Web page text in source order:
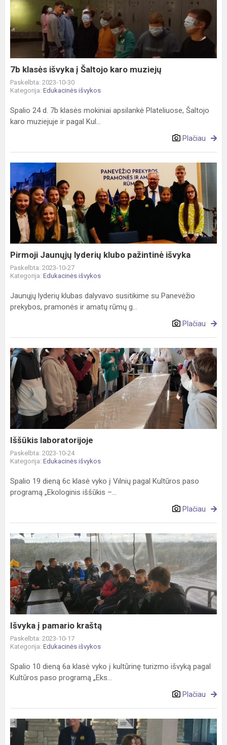
išvyka
į
Šaltojo
karo
7b klasės išvyka į Šaltojo karo muziejų
Paskelbta: 2023-10-30
Kategorija: Edukacinės išvykos
Spalio 24 d. 7b klasės mokiniai apsilankė Plateliuose, Šaltojo
karo muziejuje ir pagal Kul...
Plačiau
Pirmoji
Jaunųjų
lyderių
klubo
pažintinė
išvyka
Pirmoji Jaunųjų lyderių klubo pažintinė išvyka
Paskelbta: 2023-10-27
Kategorija: Edukacinės išvykos
Jaunųjų lyderių klubas dalyvavo susitikime su Panevėžio
prekybos, pramonės ir amatų rūmų g...
Plačiau
Iššūkis
laboratorijoje
Iššūkis laboratorijoje
Paskelbta: 2023-10-24
Kategorija: Edukacinės išvykos
Spalio 19 dieną 6c klasė vyko į Vilnių pagal Kultūros paso
programą „Ekologinis iššūkis –...
Plačiau
Išvyka
į
pamario
kraštą
Išvyka į pamario kraštą
Paskelbta: 2023-10-17
Kategorija: Edukacinės išvykos
Spalio 10 dieną 6a klasė vyko į kultūrinę turizmo išvyką pagal
Kultūros paso programą „Eks...
Plačiau
Interaktyvi
kino